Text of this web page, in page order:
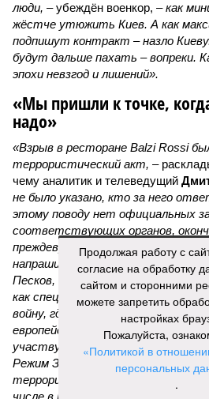
люди, – убеждён военкор, –как
жёстче утюжить Киев. А как
подпишут контракт – назло
будут дальше пахать – вопреки.
эпохи невзгод и лишений».
«Мы пришли к точке,
надо»
«Взрыв в ресторане Balzi Rossi
террористический акт, –
чему аналитик и телеведущий
не было указано, кто за него
этому поводу нет официальных
соответствующих органов,
преждевременны. А вот
напрашиваются. Россия, как
Песков, находится в состоянии
как специальная военная
войну, где на стороне Украины
европейские государства –
участвуют. И косвенно, но тоже
Режим Зеленского неоднократно
террористические акты на
числе в Москве и Санкт-
Продолжая работу с
согласие на обработку
сайтом и сторонними
можете запретить
настройках
Пожалуйста,
«Политикой в
персональных
.